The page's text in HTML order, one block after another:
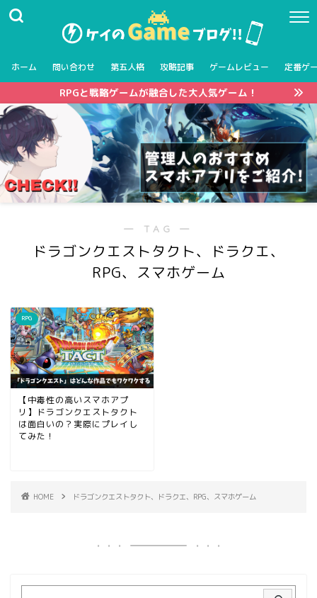
ホーム 問い合わせ 第五人格 攻略記事 ゲームレビュー 定番ゲ
RPGと戦略ゲームが融合した大人気ゲーム！
― TAG ―
ドラゴンクエストタクト、ドラクエ、
RPG、スマホゲーム
RPG
【中毒性の高いスマホアプ
リ】ドラゴンクエストタクト
は面白いの？実際にプレイし
てみた！
HOME ドラゴンクエストタクト、ドラクエ、RPG、スマホゲーム